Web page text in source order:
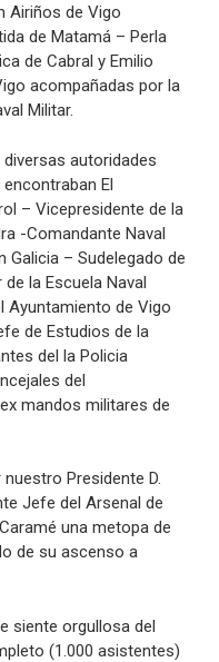
Airiños de Vigo
de Matamá – Perla
de Cabral y Emilio
acompañadas por la
Militar.
autoridades
El
– Vicepresidente de la
-Comandante Naval
Galicia – Sudelegado de
la Escuela Naval
Ayuntamiento de Vigo
de Estudios de la
del la Policia
del
mandos militares de
Presidente D.
Jefe del Arsenal de
una metopa de
de su ascenso a
siente orgullosa del
(1.000 asistentes)